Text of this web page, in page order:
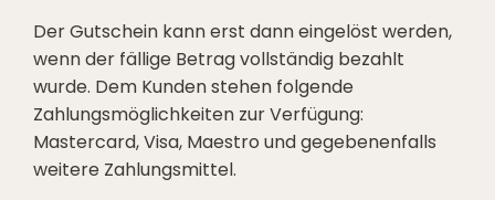
Der Gutschein kann erst dann eingelöst werden,
wenn der fällige Betrag vollständig bezahlt
wurde. Dem Kunden stehen folgende
Zahlungsmöglichkeiten zur Verfügung:
Mastercard, Visa, Maestro und gegebenenfalls
weitere Zahlungsmittel.